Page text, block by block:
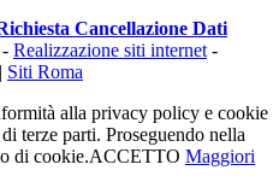
Cancellazione Dati
Realizzazione siti internet-
| Siti Roma
alla privacy policy e cookie
terze parti. Proseguendo nella
di cookie.ACCETTO Maggiori